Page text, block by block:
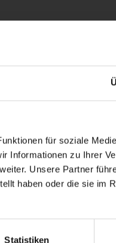
für soziale
Informationen zu Ihrer
Unsere Partner
haben oder die sie im
Statistiken
auf die
ankommen.